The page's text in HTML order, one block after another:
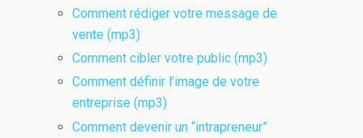
Comment rédiger votre message de
vente (mp3)
Comment cibler votre public (mp3)
Comment définir l’image de votre
entreprise (mp3)
Comment devenir un “intrapreneur”